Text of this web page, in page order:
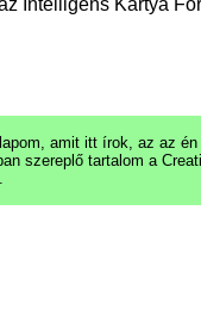
Intelligens Kártya
amit itt írok, az az
szereplő tartalom a